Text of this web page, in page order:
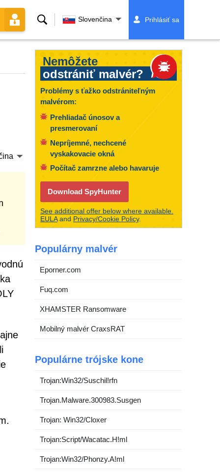
VyhľadávanieSlovenčina Prihlásiť sa
Nemôžete
odstrániť malvér?
Problémy s ťažko odstrániteľným
malvérom:
Prehliadač únosov a
presmerovaní
Nepríjemné, nechcené
vyskakovacie okná
Počítač zamrzne alebo havaruje
Download SpyHunter
See additional offer below where available.
EULAand Privacy/Cookie Policy.
Populárny malvér
Eporner.com
Fuq.com
XHAMSTER Ransomware
Mobilný malvér CraxsRAT
Populárne trójske kone
Trojan:Win32/Suschil!rfn
Trojan.Malware.300983.Susgen
Trojan: Win32/Cloxer
Trojan:Script/Wacatac.H!ml
Trojan:Win32/Phonzy.A!ml